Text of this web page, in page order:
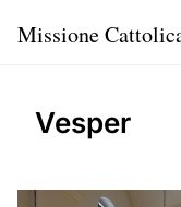
Missione
Vesper